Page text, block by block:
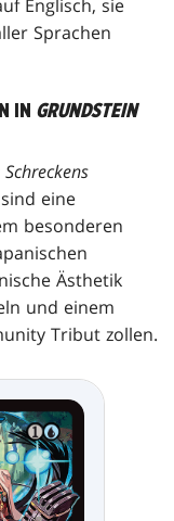
Englisch, sie
Sprachen
IN GRUNDSTEIN
eine
besonderen
Ästhetik
und einem
Tribut zollen.